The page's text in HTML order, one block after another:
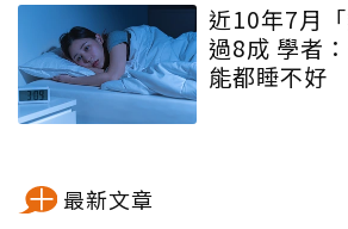
近10年7月
過8成 學者
能都睡不好
最新文章